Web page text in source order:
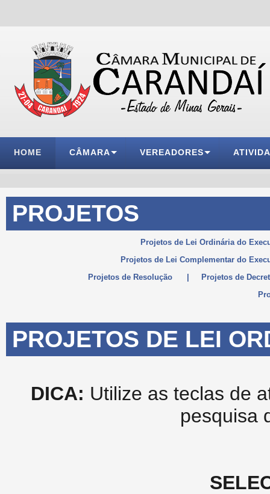
HOME CÂMARA VEREADORES
PROJETOS
Projetos de Lei Ordinária do
Projetos de Lei Complementar do
Projetos de Resolução
Projetos de
PROJETOS DE LEI
DICA: Utilize as teclas de
pesquisa